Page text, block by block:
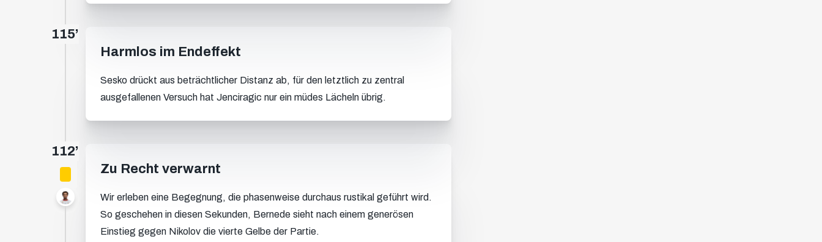
112’
10
Zu Recht verwarnt
Wir erleben eine Begegnung, die phasenweise durchaus rustikal geführt wird.
So geschehen in diesen Sekunden, Bernede sieht nach einem generösen
Einstieg gegen Nikolov die vierte Gelbe der Partie.
115’
Harmlos im Endeffekt
Sesko drückt aus beträchtlicher Distanz ab, für den letztlich zu zentral
ausgefallenen Versuch hat Jenciragic nur ein müdes Lächeln übrig.